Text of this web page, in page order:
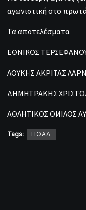
αγωνιστική στο
Τα αποτελέσματα
ΕΘΝΙΚΟΣ
ΛΟΥΚΗΣ ΑΚΡΙΤΑΣ
ΔΗΜΗΤΡΑΚΗΣ
ΑΘΛΗΤΙΚΟΣ ΟΜΙΛΟΣ
Tags: ΠΟΑΛ